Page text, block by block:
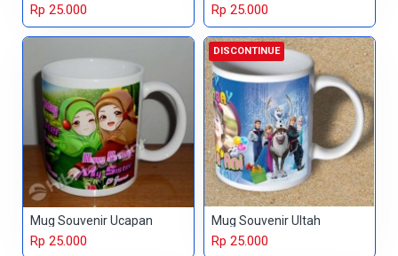
Rp 25.000 Rp 25.000
Mug Souvenir Ucapan
Rp 25.000
DISCONTINUE
Mug Souvenir Ultah
Rp 25.000